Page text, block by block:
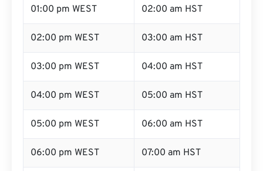
01:00 pm WEST 02:00 am HST
02:00 pm WEST 03:00 am HST
03:00 pm WEST 04:00 am HST
04:00 pm WEST 05:00 am HST
05:00 pm WEST 06:00 am HST
06:00 pm WEST 07:00 am HST